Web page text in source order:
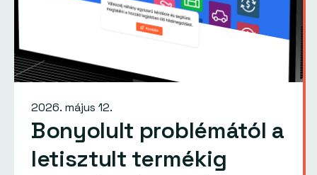
2026. május 12.
Bonyolult problémától a
letisztult termékig